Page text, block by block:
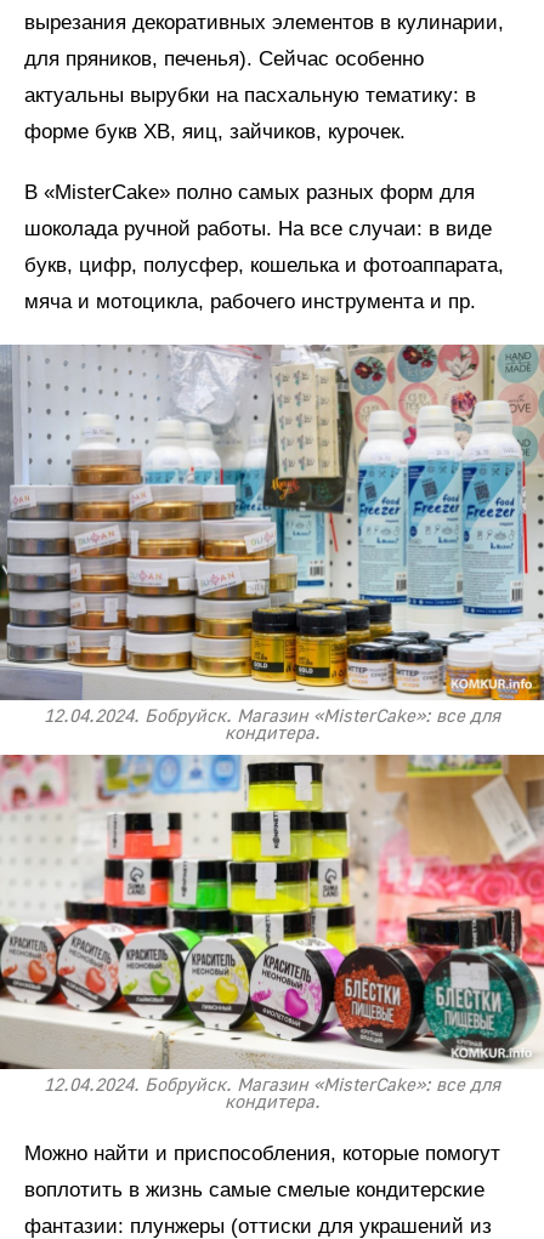
вырезания декоративных элементов в кулинарии,
для пряников, печенья). Сейчас особенно
актуальны вырубки на пасхальную тематику: в
форме букв ХВ, яиц, зайчиков, курочек.
В «MisterCake» полно самых разных форм для
шоколада ручной работы. На все случаи: в виде
букв, цифр, полусфер, кошелька и фотоаппарата,
мяча и мотоцикла, рабочего инструмента и пр.
12.04.2024. Бобруйск. Магазин «MisterCake»: все для
кондитера.
12.04.2024. Бобруйск. Магазин «MisterCake»: все для
кондитера.
Можно найти и приспособления, которые помогут
воплотить в жизнь самые смелые кондитерские
фантазии: плунжеры (оттиски для украшений из